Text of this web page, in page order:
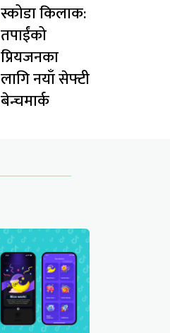
स्कोडा किलाक:
तपाईंको
प्रियजनका
लागि नयाँ सेफ्टी
बेन्चमार्क